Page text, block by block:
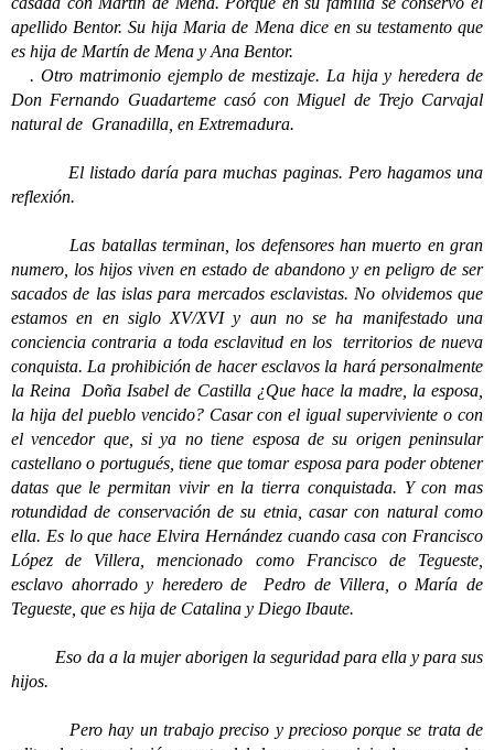
apellido Bentor. Su hija Maria de Mena dice en su testamento que
es hija de Martín de Mena y Ana Bentor.
. Otro matrimonio ejemplo de mestizaje. La hija y heredera de
Don Fernando Guadarteme casó con Miguel de Trejo Carvajal
natural de Granadilla, en Extremadura.
El listado daría para muchas paginas. Pero hagamos una
reflexión.
Las batallas terminan, los defensores han muerto en gran
numero, los hijos viven en estado de abandono y en peligro de ser
sacados de las islas para mercados esclavistas. No olvidemos que
estamos en en siglo XV/XVI y aun no se ha manifestado una
conciencia contraria a toda esclavitud en los territorios de nueva
conquista. La prohibición de hacer esclavos la hará personalmente
la Reina Doña Isabel de Castilla ¿Que hace la madre, la esposa,
la hija del pueblo vencido? Casar con el igual superviviente o con
el vencedor que, si ya no tiene esposa de su origen peninsular
castellano o portugués, tiene que tomar esposa para poder obtener
datas que le permitan vivir en la tierra conquistada. Y con mas
rotundidad de conservación de su etnia, casar con natural como
ella. Es lo que hace Elvira Hernández cuando casa con Francisco
López de Villera, mencionado como Francisco de Tegueste,
esclavo ahorrado y heredero de Pedro de Villera, o María de
Tegueste, que es hija de Catalina y Diego Ibaute.
Eso da a la mujer aborigen la seguridad para ella y para sus
hijos.
Pero hay un trabajo preciso y precioso porque se trata de